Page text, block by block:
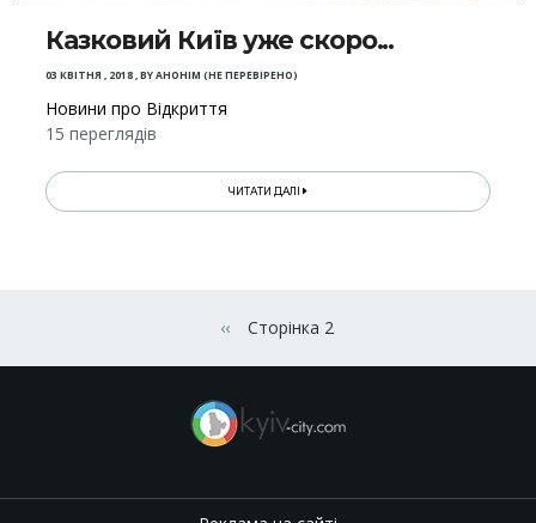
Казковий Київ уже скоро...
03 КВІТНЯ , 2018,BYАНОНІМ (НЕ ПЕРЕВІРЕНО)
Новини про Відкриття
15 переглядів
ЧИТАТИ ДАЛІ
сторінки
Попередня сторінка
‹‹ Сторінка 2